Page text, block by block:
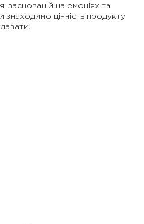
заснованій на емоціях та
знаходимо цінність продукту